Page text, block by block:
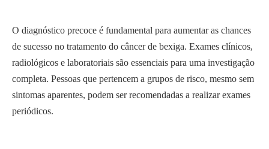
O diagnóstico precoce é fundamental para aumentar as chances
de sucesso no tratamento do câncer de bexiga. Exames clínicos,
radiológicos e laboratoriais são essenciais para uma investigação
completa. Pessoas que pertencem a grupos de risco, mesmo sem
sintomas aparentes, podem ser recomendadas a realizar exames
periódicos.